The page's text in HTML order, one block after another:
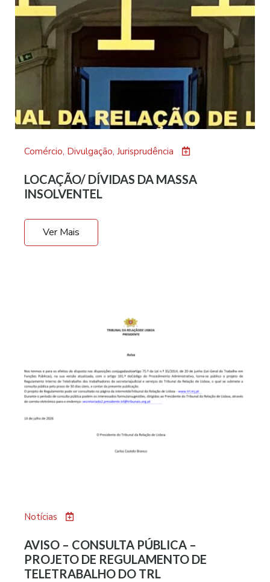
Comércio, Divulgação, Jurisprudência
LOCAÇÃO/ DÍVIDAS DA MASSA
INSOLVENTEL
Ver Mais
Notícias
AVISO – CONSULTA PÚBLICA –
PROJETO DE REGULAMENTO DE
TELETRABALHO DO TRL